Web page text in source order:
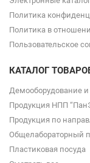
Политика
Политика в
Пользовательское
КАТАЛОГ
Демооборудование
Продукция НПП
Продукция по
Общелабораторный
Пластиковая посуда